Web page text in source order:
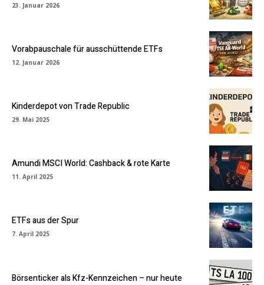
23. Januar 2026
Vorabpauschale für ausschüttende ETFs
12. Januar 2026
Kinderdepot von Trade Republic
29. Mai 2025
Amundi MSCI World: Cashback & rote Karte
11. April 2025
ETFs aus der Spur
7. April 2025
Börsenticker als Kfz-Kennzeichen – nur heute